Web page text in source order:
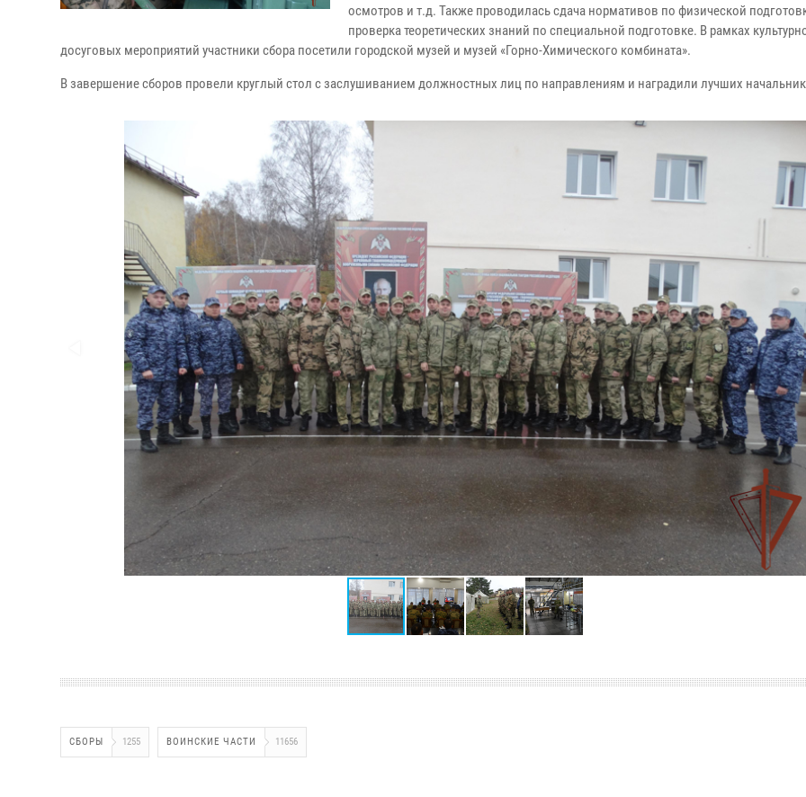
осмотров и т.д. Также проводилась сдача нормативов по физической
проверка теоретических знаний по специальной подготовке. В рамках
досуговых мероприятий участники сбора посетили городской музей и музей «Горно-Химического комбината».
В завершение сборов провели круглый стол с заслушиванием должностных лиц по направлениям и наградили лучших
СБОРЫ 1255 ВОИНСКИЕ ЧАСТИ 11656